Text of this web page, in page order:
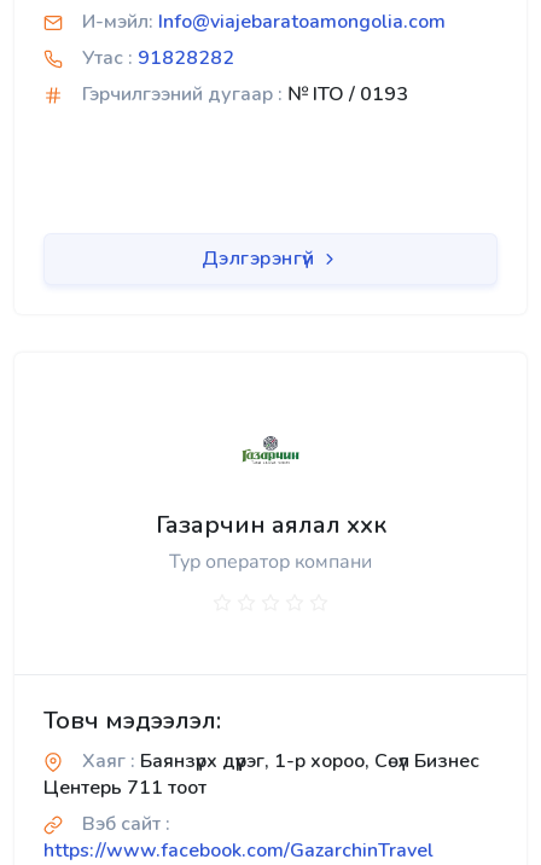
И-мэйл: Info@viajebaratoamongolia.com
Утас : 91828282
Гэрчилгээний дугаар : № ITO / 0193
Дэлгэрэнгүй
Газарчин аялал ххк
Тур оператор компани
Товч мэдээлэл:
Хаяг : Баянзүрх дүүрэг, 1-р хороо, Сөүл Бизнес
Центерь 711 тоот
Вэб сайт :
https://www.facebook.com/GazarchinTravel